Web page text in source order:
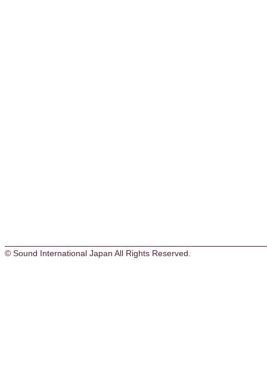
© Sound International Japan All Rights Reserved.